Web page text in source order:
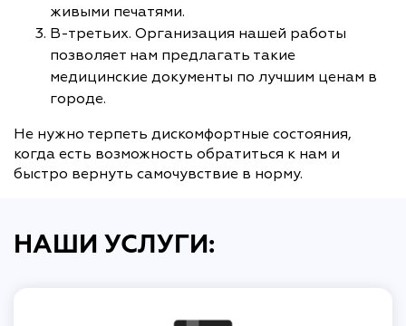
живыми печатями.
В-третьих. Организация нашей работы
позволяет нам предлагать такие
медицинские документы по лучшим ценам в
городе.
Не нужно терпеть дискомфортные состояния,
когда есть возможность обратиться к нам и
быстро вернуть самочувствие в норму.
НАШИ УСЛУГИ: